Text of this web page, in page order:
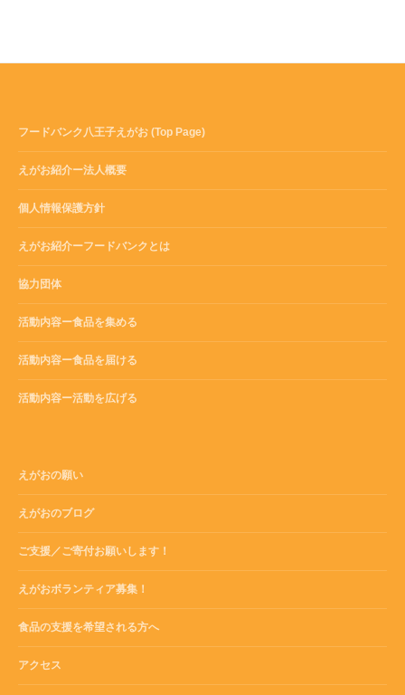
フードバンク八王子えがお (Top Page)
えがお紹介ー法人概要
個人情報保護方針
えがお紹介ーフードバンクとは
協力団体
活動内容ー食品を集める
活動内容ー食品を届ける
活動内容ー活動を広げる
えがおの願い
えがおのブログ
ご支援／ご寄付お願いします！
えがおボランティア募集！
食品の支援を希望される方へ
アクセス